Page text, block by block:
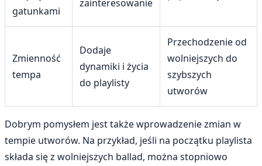
gatunkami
zainteresowanie
Zmienność
tempa
Dodaje
dynamiki i życia
do playlisty
Przechodzenie od
wolniejszych do
szybszych
utworów
Dobrym pomysłem jest także wprowadzenie zmian w
tempie utworów. Na przykład, jeśli na początku playlista
składa się z wolniejszych ballad, można stopniowo